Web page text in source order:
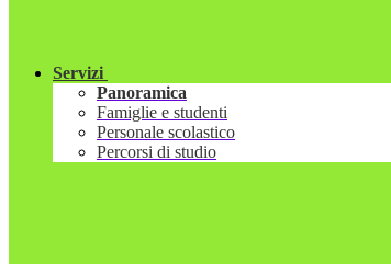
Servizi
Panoramica
Famiglie e studenti
Personale scolastico
Percorsi di studio